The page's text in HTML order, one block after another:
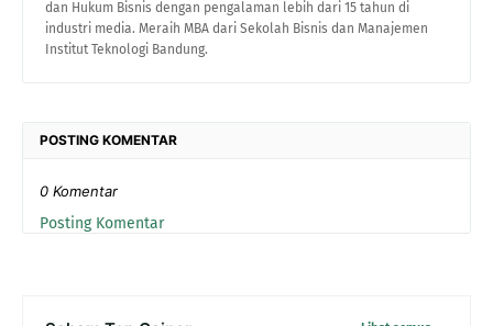
dan Hukum Bisnis dengan pengalaman lebih dari 15 tahun di
industri media. Meraih MBA dari Sekolah Bisnis dan Manajemen
Institut Teknologi Bandung.
POSTING KOMENTAR
0 Komentar
Posting Komentar